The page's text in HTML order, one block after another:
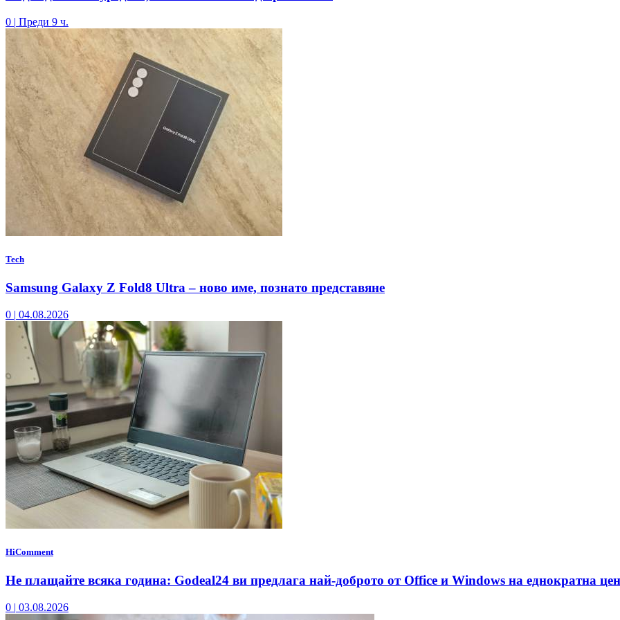
0 | Преди 9 ч.
Tech
Samsung Galaxy Z Fold8 Ultra – ново име, познато представяне
0 | 04.08.2026
HiComment
Не плащайте всяка година: Godeal24 ви предлага най-доброто от Office и Windows на еднократна
0 | 03.08.2026